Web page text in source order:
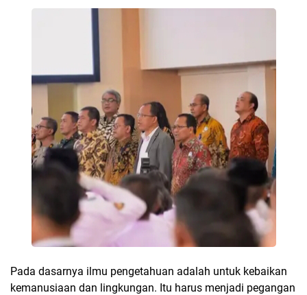
Pada dasarnya ilmu pengetahuan adalah untuk kebaikan
kemanusiaan dan lingkungan. Itu harus menjadi pegangan